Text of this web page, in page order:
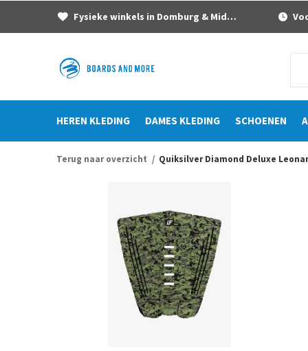
HEREN KLEDING DAMES KLEDING SCHOENEN
Fysieke winkels in Domburg & Middelburg
Terug naar overzicht Quiksilver Diamond Deluxe